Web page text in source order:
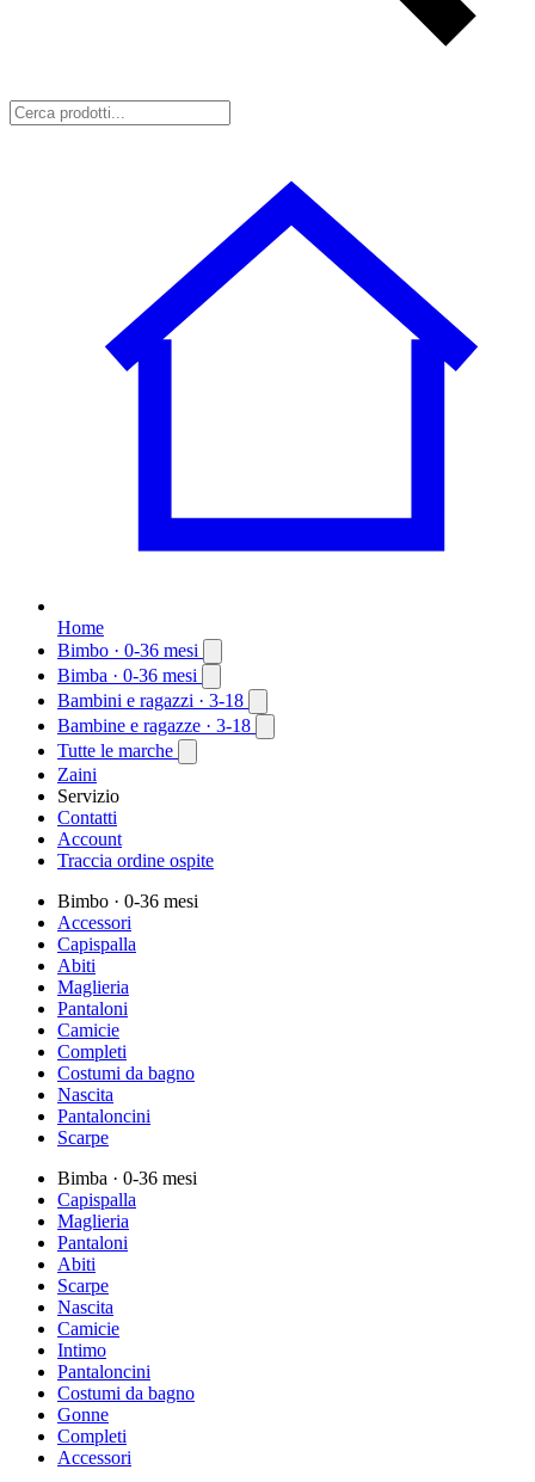
Home
Bimbo · 0-36 mesi
Bimba · 0-36 mesi
Bambini e ragazzi · 3-18
Bambine e ragazze · 3-18
Tutte le marche
Zaini
Servizio
Contatti
Account
Traccia ordine ospite
Bimbo · 0-36 mesi
Accessori
Capispalla
Abiti
Maglieria
Pantaloni
Camicie
Completi
Costumi da bagno
Nascita
Pantaloncini
Scarpe
Bimba · 0-36 mesi
Capispalla
Maglieria
Pantaloni
Abiti
Scarpe
Nascita
Camicie
Intimo
Pantaloncini
Costumi da bagno
Gonne
Completi
Accessori